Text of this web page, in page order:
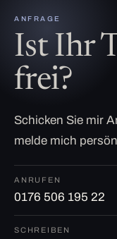
ANFRAGE
Ist Ihr
frei?
Schicken Sie mir
melde mich
ANRUFEN
0176 506 195 22
SCHREIBEN